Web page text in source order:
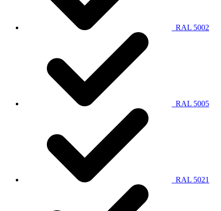
RAL 5002
RAL 5005
RAL 5021